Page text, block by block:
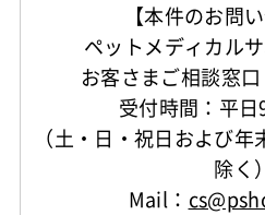
【本件のお問
ペットメディカル
お客さまご相談窓
受付時間：平
（土・日・祝日および
除く）
Mail：